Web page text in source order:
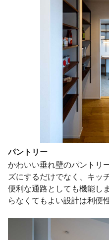
パントリー
かわいい垂れ壁のパントリ
ズにするだけでなく、キッ
便利な通路としても機能し
らなくてもよい設計は利便